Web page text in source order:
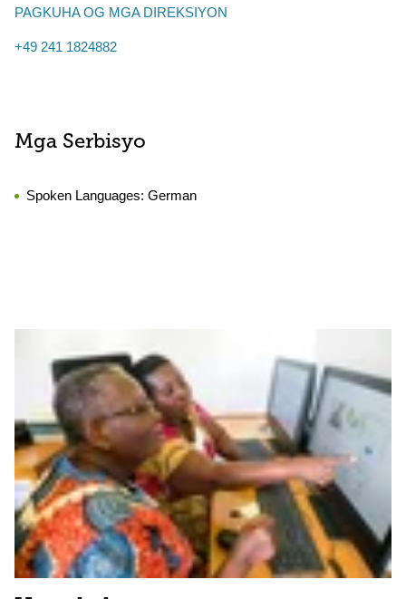
PAGKUHA OG MGA DIREKSIYON
+49 241 1824882
Mga Serbisyo
Spoken Languages: German